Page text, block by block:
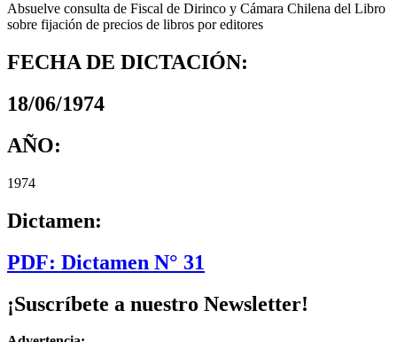
Absuelve consulta de Fiscal de Dirinco y Cámara Chilena del Libro
sobre fijación de precios de libros por editores
FECHA DE DICTACIÓN:
18/06/1974
AÑO:
1974
Dictamen:
PDF: Dictamen N° 31
¡Suscríbete a nuestro Newsletter!